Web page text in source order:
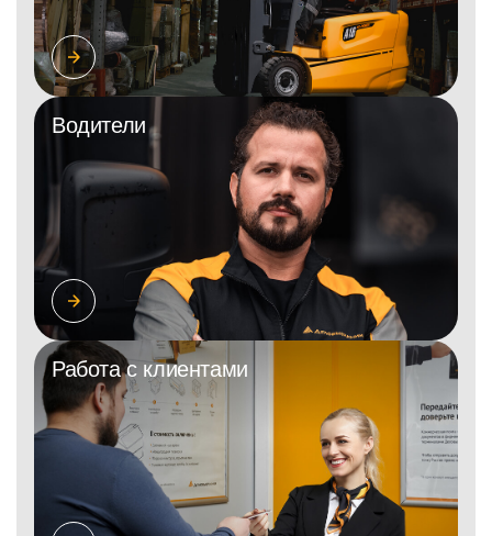
Водители
Работа с клиентами